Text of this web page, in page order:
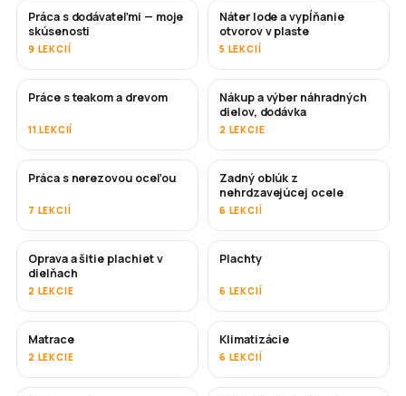
ČOSKORO
Práca s dodávateľmi — moje
skúsenosti
9 LEKCIÍ
ČOSKORO
Náter lode a vypĺňanie
otvorov v plaste
5 LEKCIÍ
Práce s teakom a drevom
11 LEKCIÍ
ČOSKORO
Nákup a výber náhradných
dielov, dodávka
2 LEKCIE
ČOSKORO
Práca s nerezovou oceľou
7 LEKCIÍ
Zadný oblúk z
nehrdzavejúcej ocele
6 LEKCIÍ
ČOSKORO
Oprava a šitie plachiet v
dielňach
2 LEKCIE
Plachty
6 LEKCIÍ
Matrace
2 LEKCIE
ČOSKORO
Klimatizácie
6 LEKCIÍ